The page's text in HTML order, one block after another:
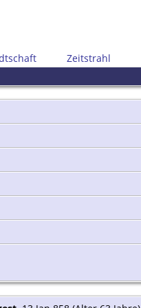
Zeitstrahl